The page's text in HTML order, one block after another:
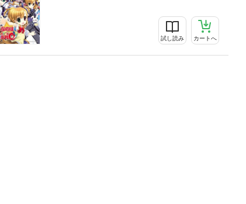
試し読み カートへ